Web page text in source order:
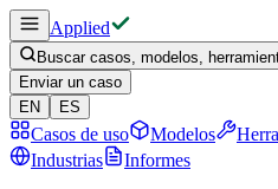
Applied
Buscar casos, modelos,
Enviar un caso
EN
ES
Casos de uso Modelos
Industrias
Informes